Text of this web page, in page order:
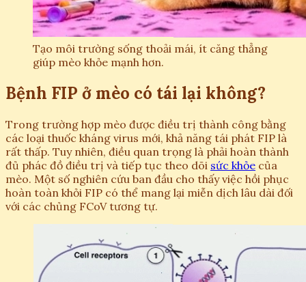
Tạo môi trường sống thoải mái, ít căng thẳng
giúp mèo khỏe mạnh hơn.
Bệnh FIP ở mèo có tái lại không?
Trong trường hợp mèo được điều trị thành công bằng
các loại thuốc kháng virus mới, khả năng tái phát FIP là
rất thấp. Tuy nhiên, điều quan trọng là phải hoàn thành
đủ phác đồ điều trị và tiếp tục theo dõi sức khỏe của
mèo. Một số nghiên cứu ban đầu cho thấy việc hồi phục
hoàn toàn khỏi FIP có thể mang lại miễn dịch lâu dài đối
với các chủng FCoV tương tự.